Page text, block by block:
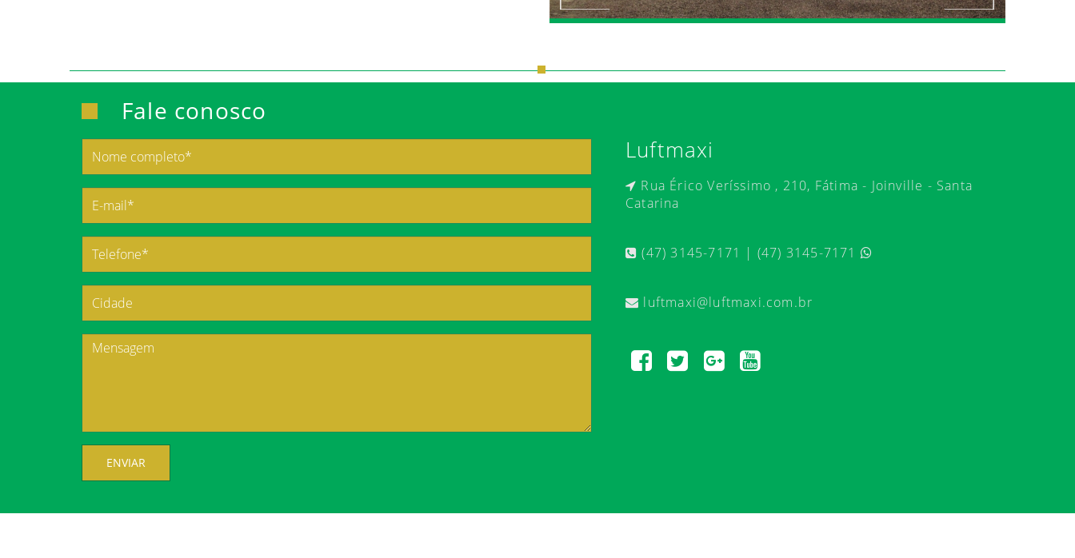
Fale conosco
ENVIAR
Luftmaxi
Rua Érico Veríssimo , 210, Fátima - Joinville - Santa
Catarina
(47) 3145-7171 | (47) 3145-7171
luftmaxi@luftmaxi.com.br